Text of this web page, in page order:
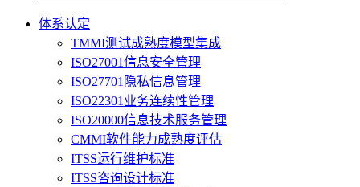
体系认定
TMMI测试成熟度模型集成
ISO27001信息安全管理
ISO27701隐私信息管理
ISO22301业务连续性管理
ISO20000信息技术服务管理
CMMI软件能力成熟度评估
ITSS运行维护标准
ITSS咨询设计标准